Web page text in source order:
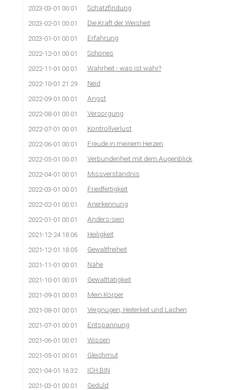
2023-03-01 00:01 Schatzfindung
2023-02-01 00:01 Die Kraft der Weisheit
2023-01-01 00:01 Erfahrung
2022-12-01 00:01 Schönes
2022-11-01 00:01 Wahrheit - was ist wahr?
2022-10-01 21:29 Neid
2022-09-01 00:01 Angst
2022-08-01 00:01 Versorgung
2022-07-01 00:01 Kontrollverlust
2022-06-01 00:01 Freude in meinem Herzen
2022-05-01 00:01 Verbundenheit mit dem Augenblick
2022-04-01 00:01 Missverständnis
2022-03-01 00:01 Friedfertigkeit
2022-02-01 00:01 Anerkennung
2022-01-01 00:01 Anders-sein
2021-12-24 18:06 Heiligkeit
2021-12-01 18:05 Gewaltfreiheit
2021-11-01 00:01 Nähe
2021-10-01 00:01 Gewalttätigkeit
2021-09-01 00:01 Mein Körper
2021-08-01 00:01 Vergnügen, Heiterkeit und Lachen
2021-07-01 00:01 Entspannung
2021-06-01 00:01 Wissen
2021-05-01 00:01 Gleichmut
2021-04-01 16:32 ICH BIN
2021-03-01 00:01 Geduld